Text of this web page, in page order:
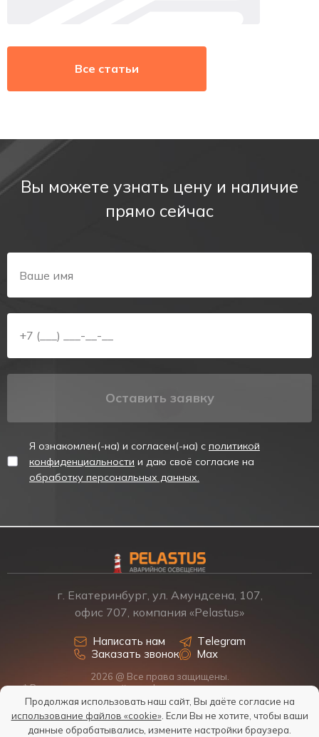
Все статьи
Вы можете узнать цену и наличие
прямо сейчас
Оставить заявку
Я ознакомлен(-на) и согласен(-на) с политикой
конфиденциальности и даю своё согласие на
обработку персональных данных.
г. Екатеринбург, ул. Амундсена, 107,
офис 707, компания «Pelastus»
Написать нам
Заказать звонок
Telegram
Max
2026 @ Все права защищены.
* Размещенная на сайте информация о товарах и ценах не
является офертой, наличие, стоимость, условия поставки
обсуждаются индивидуально у менеджеров.
Политика обработки персональных данных
Продолжая использовать наш сайт, Вы даёте согласие на
использование файлов «cookie». Если Вы не хотите, чтобы ваши
данные обрабатывались, измените настройки браузера.